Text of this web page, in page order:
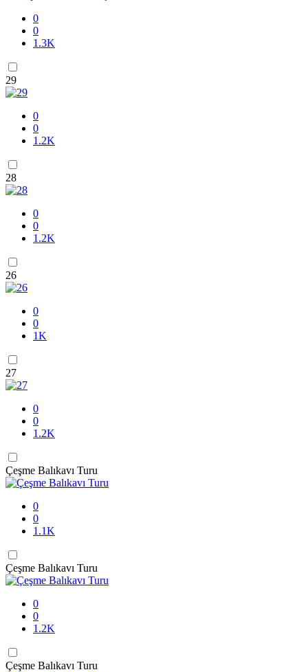
0
0
1.3K
29
0
0
1.2K
28
0
0
1.2K
26
0
0
1K
27
0
0
1.2K
Çeşme Balıkavı Turu
0
0
1.1K
Çeşme Balıkavı Turu
0
0
1.2K
Çeşme Balıkavı Turu